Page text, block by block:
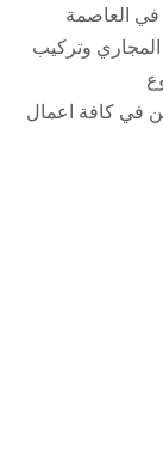
العاصمة
وتركيب
في كافة اعمال